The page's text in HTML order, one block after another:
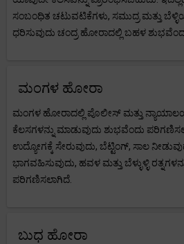
ಸಂಬಂಧಿತ ಚಟುವಟಿಕೆಗಳು, ಸಮುದ್ರ ಮತ್ತು
ಧರಿಸುವುದು ಚಂದ್ರ ಹೋರಾದಲ್ಲಿ ಬಹಳ
ಮಂಗಳ ಹೋರಾ
ಮಂಗಳ ಹೋರಾದಲ್ಲಿ ಪೊಲೀಸ್ ಮತ್ತು
ಕೆಲಸಗಳನ್ನು ಮಾಡುವುದು ಶುಭವೆಂದು
ಉದ್ಯೋಗಕ್ಕೆ ಸೇರುವುದು, ಬೆಟ್ಟಿಂಗ್, ಸಾಲ
ಭಾಗವಹಿಸುವುದು, ಹವಳ ಮತ್ತು ಬೆಳ್ಳುಳ್ಳಿ
ಪರಿಗಣಿಸಲಾಗಿದೆ.
ಬುಧ ಹೋರಾ